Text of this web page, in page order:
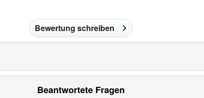
Bewertung schreiben
Beantwortete Fragen